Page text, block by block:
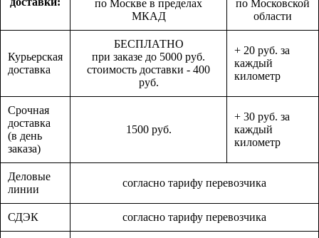
по Москве в пределах
МКАД
по Московской
области
Курьерская
доставка
БЕСПЛАТНО
при заказе до 5000 руб.
стоимость доставки - 400
руб.
+ 20 руб. за
каждый
километр
Срочная
доставка
(в день
заказа)
1500 руб.
+ 30 руб. за
каждый
километр
Деловые
линии
согласно тарифу перевозчика
СДЭК согласно тарифу перевозчика